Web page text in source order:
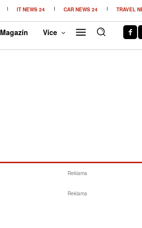
IT NEWS 24 CAR NEWS 24 TRAVEL
Magazín Více
Reklama
Reklama